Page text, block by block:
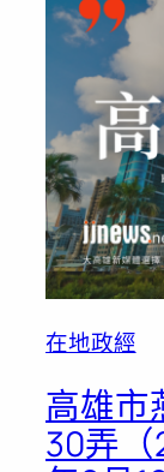
在地政經
高雄市
30弄（